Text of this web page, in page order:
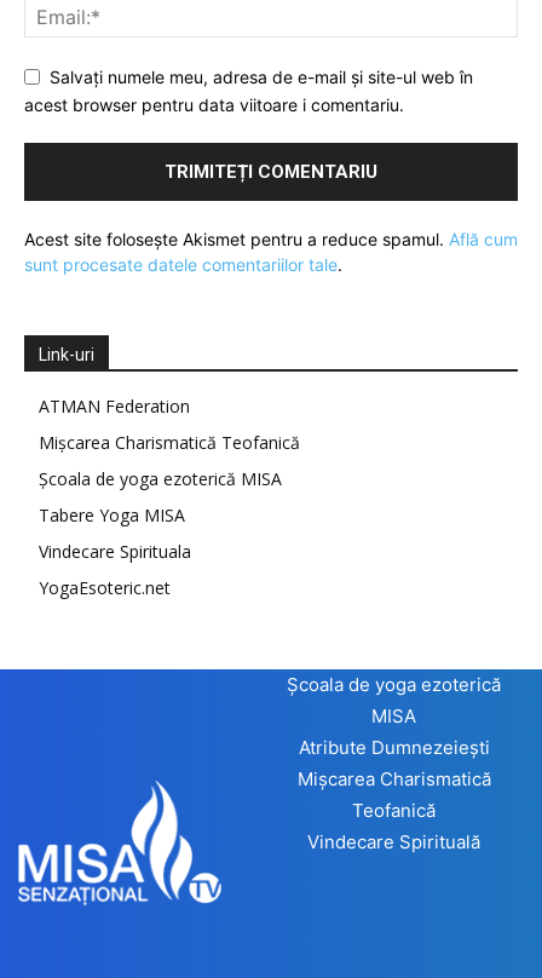
Salvați numele meu, adresa de e-mail și site-ul web în
acest browser pentru data viitoare i comentariu.
Acest site folosește Akismet pentru a reduce spamul. Află cum
sunt procesate datele comentariilor tale.
Link-uri
ATMAN Federation
Mișcarea Charismatică Teofanică
Școala de yoga ezoterică MISA
Tabere Yoga MISA
Vindecare Spirituala
YogaEsoteric.net
Școala de yoga ezoterică
MISA
Atribute Dumnezeiești
Mișcarea Charismatică
Teofanică
Vindecare Spirituală